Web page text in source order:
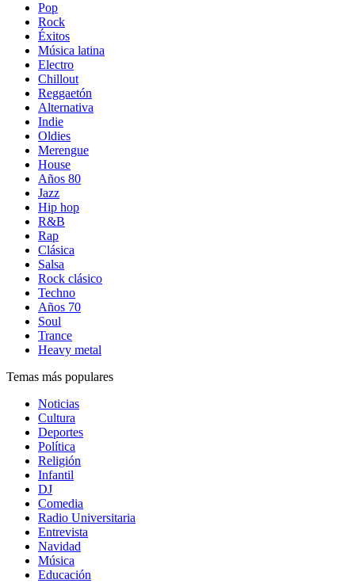
Pop
Rock
Éxitos
Música latina
Electro
Chillout
Reggaetón
Alternativa
Indie
Oldies
Merengue
House
Años 80
Jazz
Hip hop
R&B
Rap
Clásica
Salsa
Rock clásico
Techno
Años 70
Soul
Trance
Heavy metal
Temas más populares
Noticias
Cultura
Deportes
Política
Religión
Infantil
DJ
Comedia
Radio Universitaria
Entrevista
Navidad
Música
Educación